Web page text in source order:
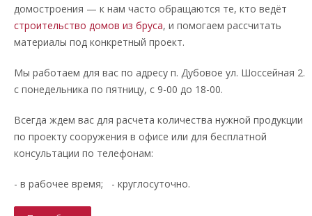
домостроения — к нам часто обращаются те, кто ведёт
строительство домов из бруса, и помогаем рассчитать
материалы под конкретный проект.
Мы работаем для вас по адресу п. Дубовое ул. Шоссейная 2.
с понедельника по пятницу, с 9-00 до 18-00.
Всегда ждем вас для расчета количества нужной продукции
по проекту сооружения в офисе или для бесплатной
консультации по телефонам:
- в рабочее время; - круглосуточно.